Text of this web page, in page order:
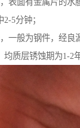
5分钟；
一般为钢件，经良
质层锈蚀期为1-2年